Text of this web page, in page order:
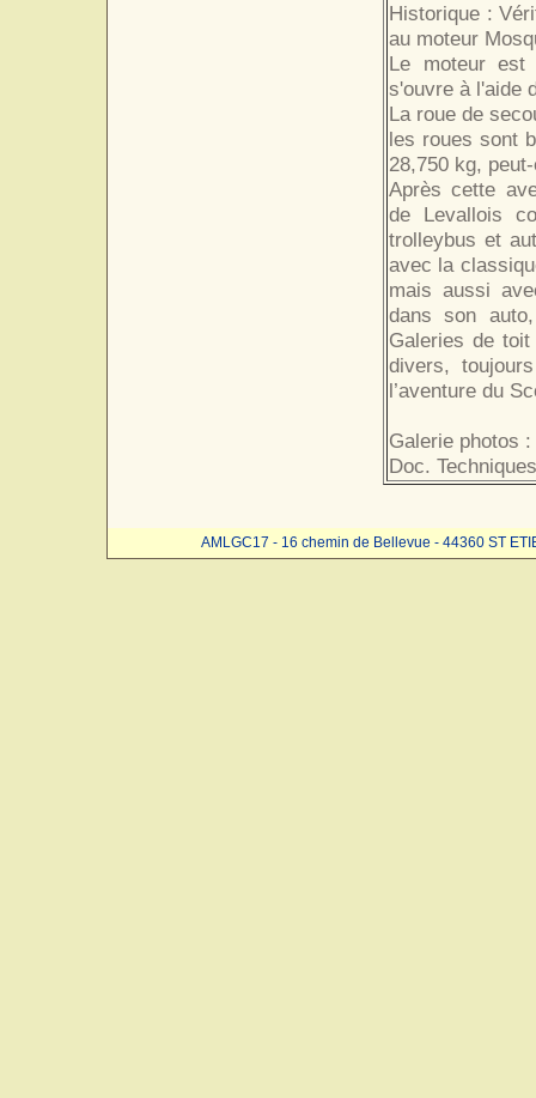
Historique :
au moteur
Le moteur est
s'ouvre à l'aide
La roue de
les roues sont
28,750 kg,
Après cette
de Levallois
trolleybus et
avec la
mais aussi
dans son
Galeries de
divers,
l’aventure du
Galerie photos :
Doc.
AMLGC17 - 16 chemin de Bellevue - 44360 ST